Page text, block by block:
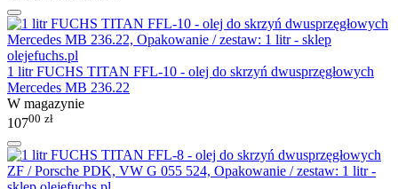
1 litr FUCHS TITAN FFL-10 - olej do skrzyń dwusprzęgłowych
Mercedes MB 236.22
W magazynie
10700 zł